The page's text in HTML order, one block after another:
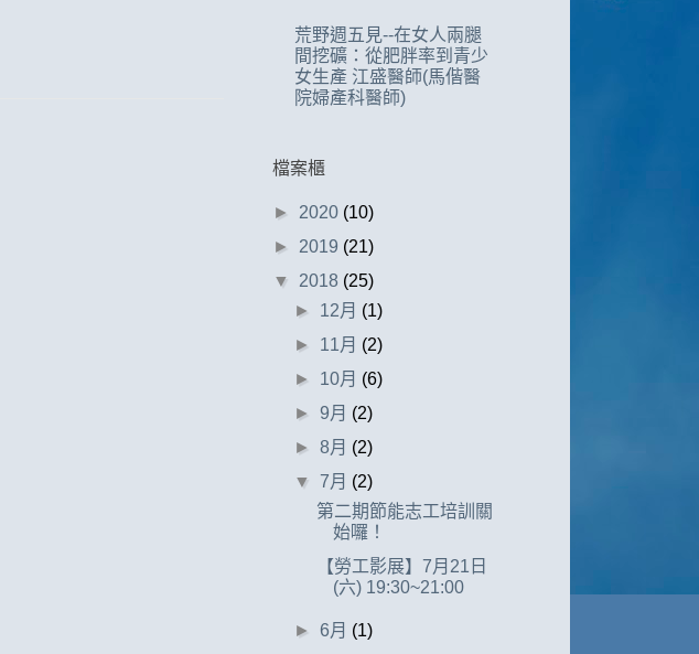
荒野週五見--在女人兩腿
間挖礦：從肥胖率到青少
女生產 江盛醫師(馬偕醫
院婦產科醫師)
檔案櫃
► 2020 (10)
► 2019 (21)
▼ 2018 (25)
► 12月 (1)
► 11月 (2)
► 10月 (6)
►9月 (2)
►8月 (2)
▼7月 (2)
第二期節能志工培訓關
始囉！
【勞工影展】7月21日
(六) 19:30~21:00
►6月 (1)